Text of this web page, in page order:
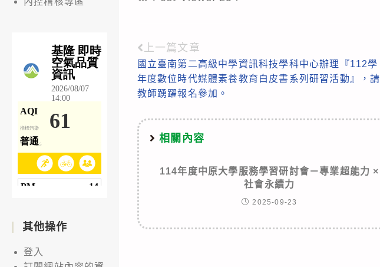
Read
more
articles
上一篇文章
國立臺南第二高級中學資訊科技學科中心辦理『112學
年度數位時代媒體素養教育白皮書系列研習活動』，請
教師踴躍報名參加。
相關內容
114年度中原大學服務學習研討會－專業超能力 ×
社會永續力
2025-09-23
其他操作
登入